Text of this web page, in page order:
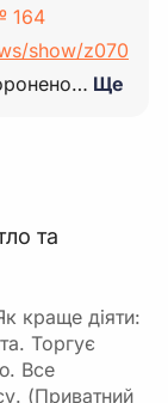
164
show/z070
Ще
та
краще діяти:
Торгує
Все
(Приватний